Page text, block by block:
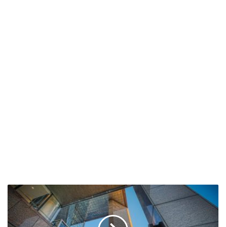
هولندية
تسلط
الضوء